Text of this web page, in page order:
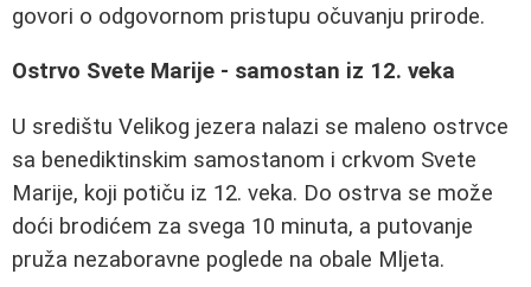
govori o odgovornom pristupu očuvanju prirode.
Ostrvo Svete Marije - samostan iz 12. veka
U središtu Velikog jezera nalazi se maleno ostrvce
sa benediktinskim samostanom i crkvom Svete
Marije, koji potiču iz 12. veka. Do ostrva se može
doći brodićem za svega 10 minuta, a putovanje
pruža nezaboravne poglede na obale Mljeta.